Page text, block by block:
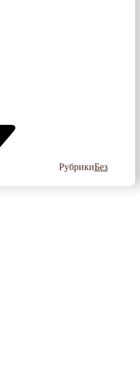
РубрикиБез